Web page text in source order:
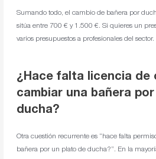
Sumando todo, el cambio de bañera por
sitúa entre 700 € y 1.500 €. Si quieres un
varios presupuestos a profesionales del sector.
¿Hace falta licencia de
cambiar una bañera
ducha?
Otra cuestión recurrente es “hace falta
bañera por un plato de ducha?”. En la